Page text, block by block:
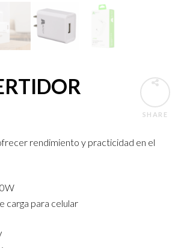
SHARE
rendimiento y practicidad en el
carga para celular